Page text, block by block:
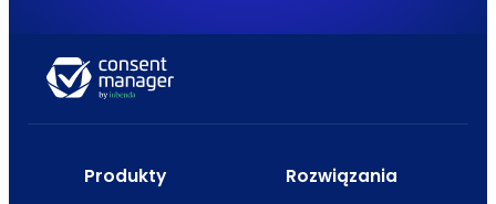
Produkty Rozwiązania